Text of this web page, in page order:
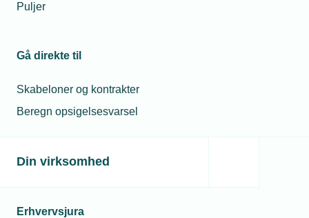
Puljer
Gå direkte til
Skabeloner og kontrakter
Beregn opsigelsesvarsel
Din virksomhed
Erhvervsjura
Læs mere om EGU